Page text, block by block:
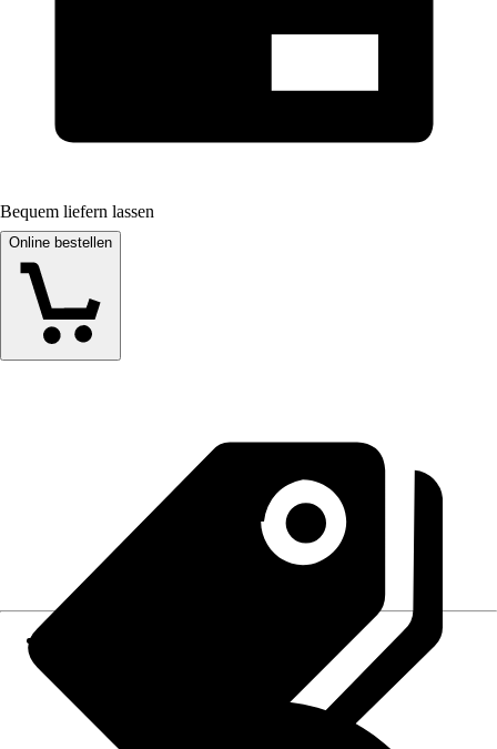
Bequem liefern lassen
Online bestellen